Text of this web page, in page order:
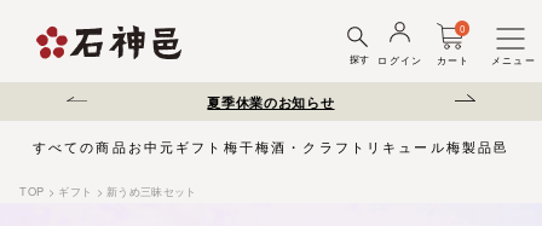
探す ログイン カート
0
メニュー
延について 夏季休業のお知らせ 弊社を装った偽
すべての商品 お中元 ギフト 梅干梅酒・クラフトリキュール梅製品邑じ
TOP ギフト 新うめ三昧セット